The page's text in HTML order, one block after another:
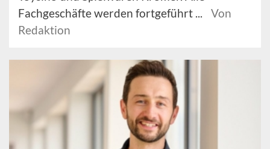
Fachgeschäfte werden fortgeführt ...
Von
Redaktion